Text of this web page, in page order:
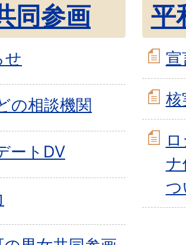
同参画
せ
の相談機関
ートDV
平
宣
核